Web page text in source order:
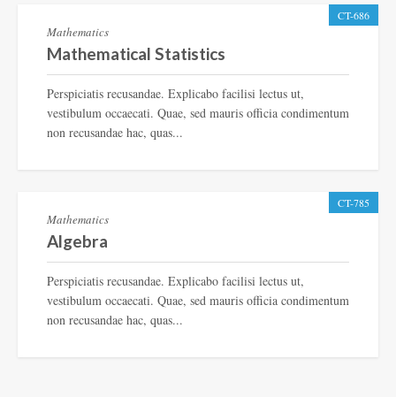
CT-686
Mathematics
Mathematical Statistics
Perspiciatis recusandae. Explicabo facilisi lectus ut,
vestibulum occaecati. Quae, sed mauris officia condimentum
non recusandae hac, quas...
CT-785
Mathematics
Algebra
Perspiciatis recusandae. Explicabo facilisi lectus ut,
vestibulum occaecati. Quae, sed mauris officia condimentum
non recusandae hac, quas...